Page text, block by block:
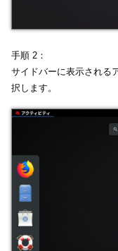
手順 2：
サイドバーに表示される
択します。